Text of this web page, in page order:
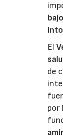
El
de
por